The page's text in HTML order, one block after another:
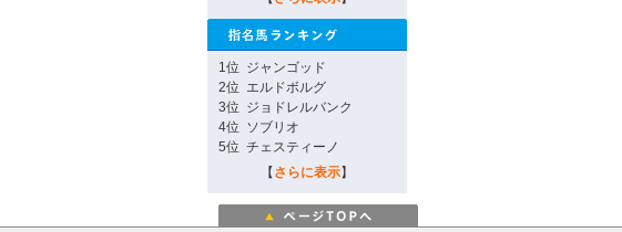
1位 ジャンゴッド
2位 エルドボルグ
3位 ジョドレルバンク
4位 ソブリオ
5位 チェスティーノ
【 さらに表示】